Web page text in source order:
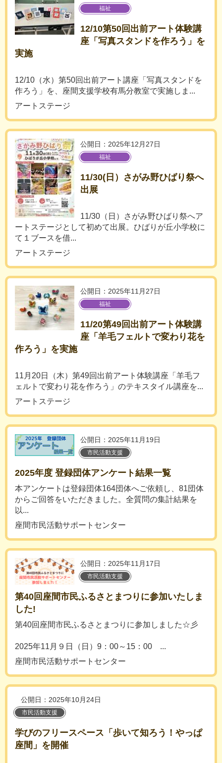
福祉
12/10第50回出前アート体験講
座「写真スタンドを作ろう」を
実施
12/10（水）第50回出前アート講座「写真スタンドを
作ろう」を、座間支援学校有馬分教室で実施しま...
アートステージ
公開日：2025年12月27日
福祉
11/30(日）さがみ野ひばり祭へ
出展
11/30（日）さがみ野ひばり祭へア
ートステージとして初めて出展。ひばりが丘小学校に
て１ブースを借...
アートステージ
公開日：2025年11月27日
福祉
11/20第49回出前アート体験講
座「羊毛フェルトで変わり花を
作ろう」を実施
11月20日（木）第49回出前アート体験講座「羊毛フ
ェルトで変わり花を作ろう」のテキスタイル講座を...
アートステージ
公開日：2025年11月19日
市民活動支援
2025年度 登録団体アンケート結果一覧
本アンケートは登録団体164団体へご依頼し、81団体
からご回答をいただきました。全質問の集計結果を
以...
座間市民活動サポートセンター
公開日：2025年11月17日
市民活動支援
第40回座間市民ふるさとまつりに参加いたしま
した!
第40回座間市民ふるさとまつりに参加しました☆彡
2025年11月９日（日）9：00～15：00 ...
座間市民活動サポートセンター
公開日：2025年10月24日
市民活動支援
学びのフリースペース「歩いて知ろう！やっぱ
座間」を開催